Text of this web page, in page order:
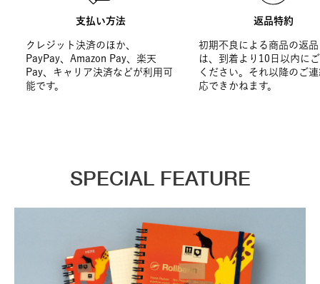
支払い方法
クレジット決済のほか、
PayPay、Amazon Pay、楽天
Pay、キャリア決済などが利用可
能です。
返品特約
初期不良による商品の返
は、到着より10日以内に
ください。それ以降のご
応できかねます。
SPECIAL FEATURE